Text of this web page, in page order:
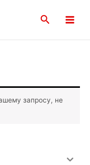
Поиск
Menu
запросу, не